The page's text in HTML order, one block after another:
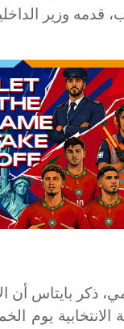
قدمه وزير
ذكر بايتاس أن